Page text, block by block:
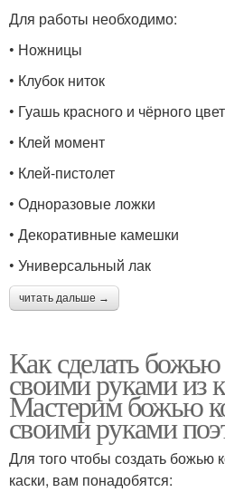
Для работы необходимо:
• Ножницы
• Клубок ниток
• Гуашь красного и чёрного
• Клей момент
• Клей-пистолет
• Одноразовые ложки
• Декоративные камешки
• Универсальный лак
читать дальше →
Как сделать
своими руками из
Мастерим божью
своими руками
Для того чтобы создать божью
каски, вам понадобятся: